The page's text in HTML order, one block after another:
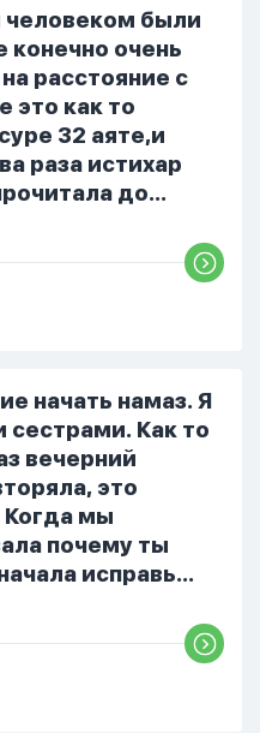
засыпаю одна.
что так
делает...
были
конечно очень
расстояние с
это как то
32 аяте,и
раза истихар
до
было
спокойно и в
только хорошие
я решила в
не
во время
начать намаз. Я
Как то
вечерний
это
Когда мы
почему ты
исправь
вставала на
Я просто
смотреть . Дуа
делаю дома. Я